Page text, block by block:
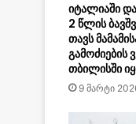
იტალიაში
2 წლის
თავს
გამოძიების
თბილისში
9 მარტი